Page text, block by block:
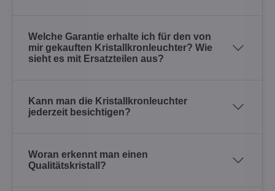
Welche Garantie erhalte ich für den von
mir gekauften Kristallkronleuchter? Wie
sieht es mit Ersatzteilen aus?
Kann man die Kristallkronleuchter
jederzeit besichtigen?
Woran erkennt man einen
Qualitätskristall?